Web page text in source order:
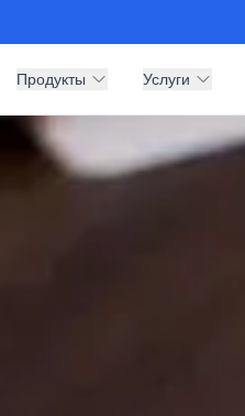
Продукты Услуги